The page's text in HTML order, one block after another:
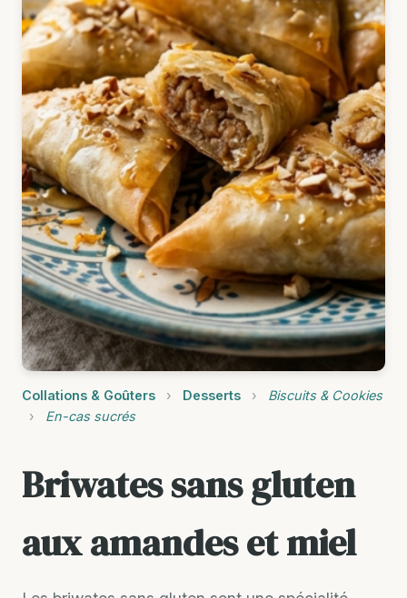
Collations & Goûters › Desserts ›
Biscuits & Cookies
›
En-cas sucrés
Briwates sans gluten
aux amandes et miel